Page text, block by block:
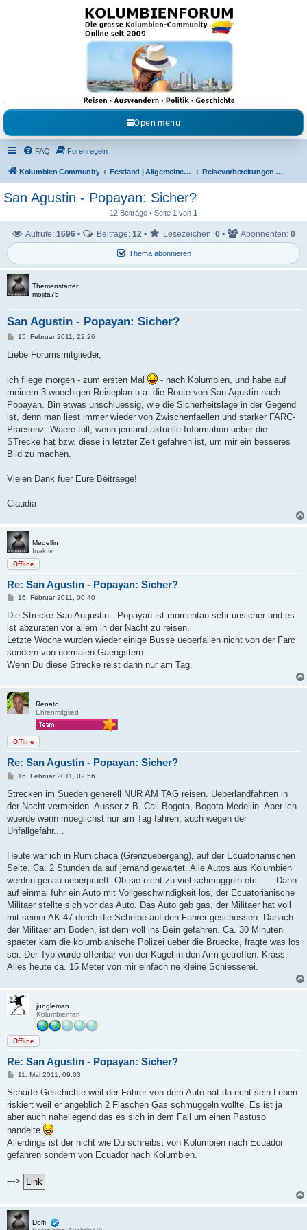
Kolumbienforum - Das
grosse Forum der
Freunde Kolumbiens
Reisen, Auswandern, Kultur, Politik, Geschichte und Visum in Kolumbien und Venezuela.
Austausch, Erfahrungen und Gemeinschaft im Kolumbienforum
Open menu
FAQ Forenregeln
Kolumbien Community Festland | Allgemeine Fragen Reisevorbereitungen & Reiseerfahrungen
San Agustin - Popayan: Sicher?
12 Beiträge • Seite 1 von 1
Thema abonnieren
Aufrufe: 1696 • Beiträge: 12 • Lesezeichen: 0 • Abonnenten: 0
Themenstarter
mojita75
San Agustin - Popayan: Sicher?
B
i
a
g
15. Februar 2011, 22:26
Liebe Forumsmitglieder,
ich fliege morgen - zum ersten Mal
- nach Kolumbien, und habe auf
meinem 3-woechigen Reiseplan u.a. die Route von San Agustin nach
Popayan. Bin etwas unschluessig, wie die Sicherheitslage in der Gegend
ist, denn man liest immer wieder von Zwischenfaellen und starker FARC-
Praesenz. Waere toll, wenn jemand aktuelle Information ueber die
STrecke hat bzw. diese in letzter Zeit gefahren ist, um mir ein besseres
Bild zu machen.
Vielen Dank fuer Eure Beitraege!
Claudia
Medellin
Inaktiv
Offline
Re: San Agustin - Popayan: Sicher?
B
i
r
a
16. Februar 2011, 00:40
Die Strecke San Augustin - Popayan ist momentan sehr unsicher und es
ist abzuraten vor allem in der Nacht zu reisen.
Letzte Woche wurden wieder einige Busse ueberfallen nicht von der Farc
sondern von normalen Gaengstern.
Wenn Du diese Strecke reist dann nur am Tag.
Renato
Ehrenmitglied
Offline
Re: San Agustin - Popayan: Sicher?
B
i
r
a
16. Februar 2011, 02:56
Strecken im Sueden generell NUR AM TAG reisen. Ueberlandfahrten in
der Nacht vermeiden. Ausser z.B. Cali-Bogota, Bogota-Medellin. Aber ich
wuerde wenn moeglichst nur am Tag fahren, auch wegen der
Unfallgefahr....
Heute war ich in Rumichaca (Grenzuebergang), auf der Ecuatorianischen
Seite. Ca. 2 Stunden da auf jemand gewartet. Alle Autos aus Kolumbien
werden genau ueberprueft. Ob sie nicht zu viel schmuggeln etc...... Dann
auf einmal fuhr ein Auto mit Vollgeschwindigkeit los, der Ecuatorianische
Militaer stellte sich vor das Auto. Das Auto gab gas, der Militaer hat voll
mit seiner AK 47 durch die Scheibe auf den Fahrer geschossen. Danach
der Militaer am Boden, ist dem voll ins Bein gefahren. Ca. 30 Minuten
spaeter kam die kolumbianische Polizei ueber die Bruecke, fragte was los
sei. Der Typ wurde offenbar von der Kugel in den Arm getroffen. Krass.
Alles heute ca. 15 Meter von mir einfach ne kleine Schiesserei.
jungleman
Kolumbienfan
Offline
Re: San Agustin - Popayan: Sicher?
B
i
r
a
11. Mai 2011, 09:03
Scharfe Geschichte weil der Fahrer von dem Auto hat da echt sein Leben
riskiert weil er angeblich 2 Flaschen Gas schmuggeln wollte. Es ist ja
aber auch naheliegend das es sich in dem Fall um einen Pastuso
handelte
Allerdings ist der nicht wie Du schreibst von Kolumbien nach Ecuador
gefahren sondern von Ecuador nach Kolumbien.
--->
Dolfi